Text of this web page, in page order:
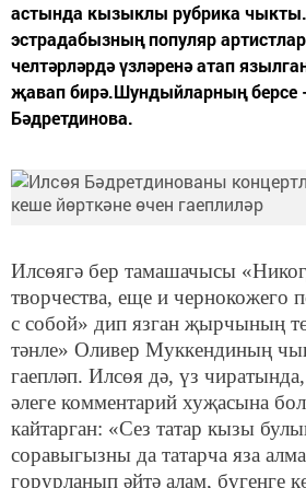
астында кызыклы рубрика
эстрадабызның популяр
челтәрләрдә үзләренә атап
җавап бирә.Шундыйларның берсе
Бәдретдинова.
Илсөягә бер тамашачысы
творчества, еще и чернокожего
с собой» дип язган җырчының
тәнле» Оливер Муккендиның
гаепләп. Илсөя дә, үз
әлеге комментарий хуҗасына
кайтарган: «Сез татар кызы
соравыгызны да татарча яза
горурланып әйтә алам, бүгенге